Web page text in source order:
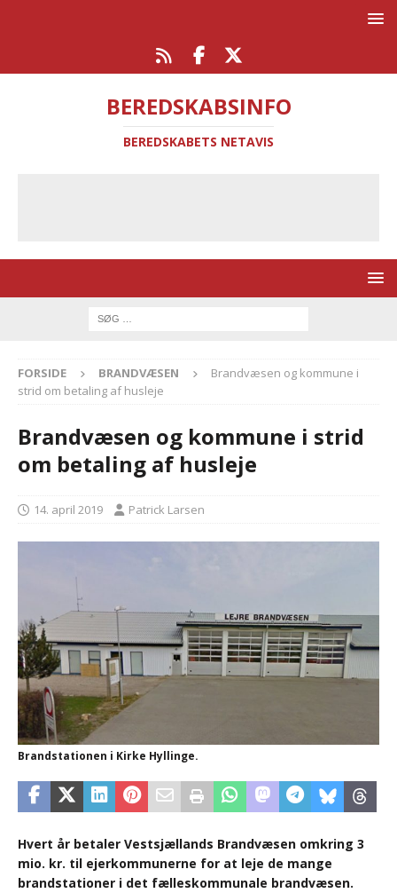
BEREDSKABSINFO
BEREDSKABETS NETAVIS
FORSIDE BRANDVÆSEN
Brandvæsen og kommune i
strid om betaling af husleje
Brandvæsen og kommune i strid
om betaling af husleje
14. april 2019 Patrick Larsen
Brandstationen i Kirke Hyllinge.
Hvert år betaler Vestsjællands Brandvæsen omkring 3
mio. kr. til ejerkommunerne for at leje de mange
brandstationer i det fælleskommunale brandvæsen.